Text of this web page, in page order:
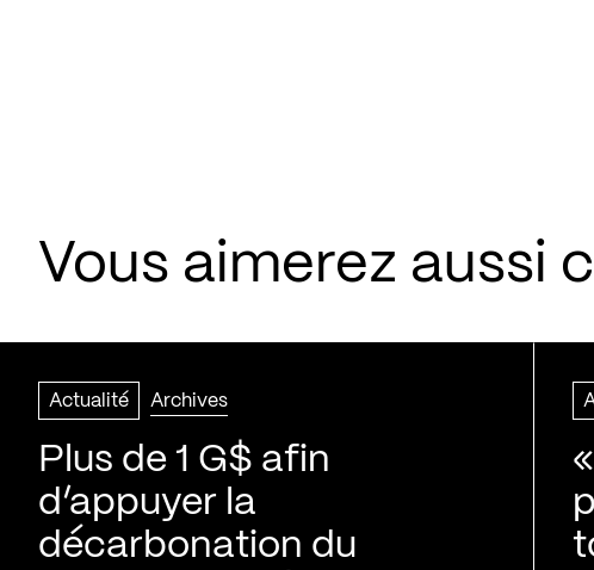
Vous aimerez aussi
Actualité Archives
Plus de 1 G$ afin
d’appuyer la
décarbonation du